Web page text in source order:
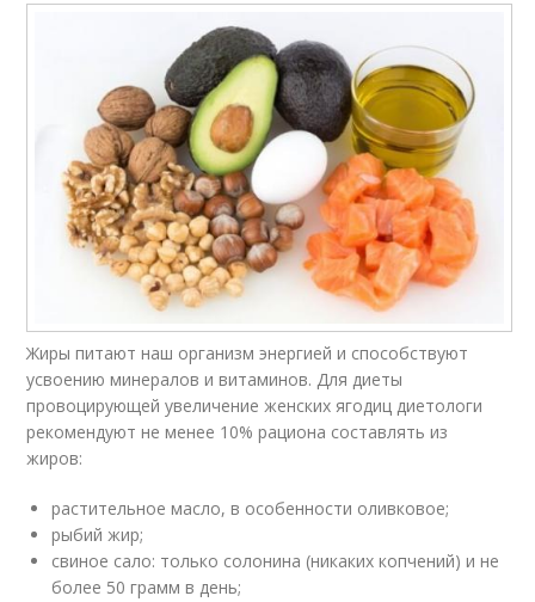
Жиры питают наш организм энергией и способствуют
усвоению минералов и витаминов. Для диеты
провоцирующей увеличение женских ягодиц диетологи
рекомендуют не менее 10% рациона составлять из
жиров:
растительное масло, в особенности оливковое;
рыбий жир;
свиное сало: только солонина (никаких копчений) и не
более 50 грамм в день;